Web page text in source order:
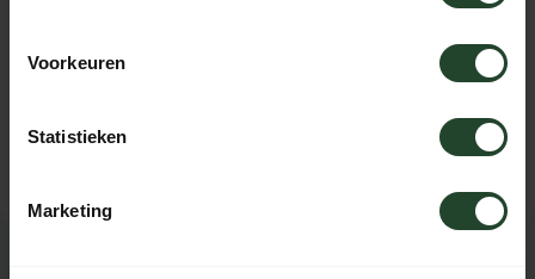
Voorkeuren
Statistieken
Marketing